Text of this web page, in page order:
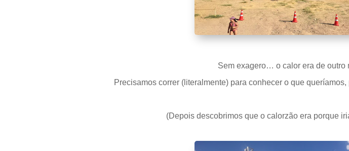
Sem exagero… o calor era de outro
Precisamos correr (literalmente) para conhecer o que
(Depois descobrimos que o calorzão era porque